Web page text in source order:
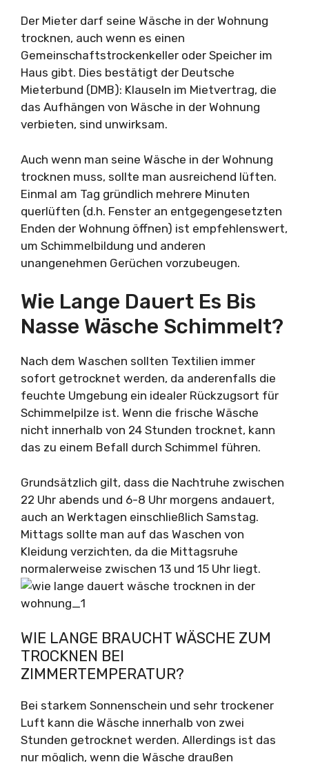
Der Mieter darf seine Wäsche in der Wohnung
trocknen, auch wenn es einen
Gemeinschaftstrockenkeller oder Speicher im
Haus gibt. Dies bestätigt der Deutsche
Mieterbund (DMB): Klauseln im Mietvertrag, die
das Aufhängen von Wäsche in der Wohnung
verbieten, sind unwirksam.
Auch wenn man seine Wäsche in der Wohnung
trocknen muss, sollte man ausreichend lüften.
Einmal am Tag gründlich mehrere Minuten
querlüften (d.h. Fenster an entgegengesetzten
Enden der Wohnung öffnen) ist empfehlenswert,
um Schimmelbildung und anderen
unangenehmen Gerüchen vorzubeugen.
Wie Lange Dauert Es Bis
Nasse Wäsche Schimmelt?
Nach dem Waschen sollten Textilien immer
sofort getrocknet werden, da anderenfalls die
feuchte Umgebung ein idealer Rückzugsort für
Schimmelpilze ist. Wenn die frische Wäsche
nicht innerhalb von 24 Stunden trocknet, kann
das zu einem Befall durch Schimmel führen.
Grundsätzlich gilt, dass die Nachtruhe zwischen
22 Uhr abends und 6-8 Uhr morgens andauert,
auch an Werktagen einschließlich Samstag.
Mittags sollte man auf das Waschen von
Kleidung verzichten, da die Mittagsruhe
normalerweise zwischen 13 und 15 Uhr liegt.
WIE LANGE BRAUCHT WÄSCHE ZUM
TROCKNEN BEI
ZIMMERTEMPERATUR?
Bei starkem Sonnenschein und sehr trockener
Luft kann die Wäsche innerhalb von zwei
Stunden getrocknet werden. Allerdings ist das
nur möglich, wenn die Wäsche draußen